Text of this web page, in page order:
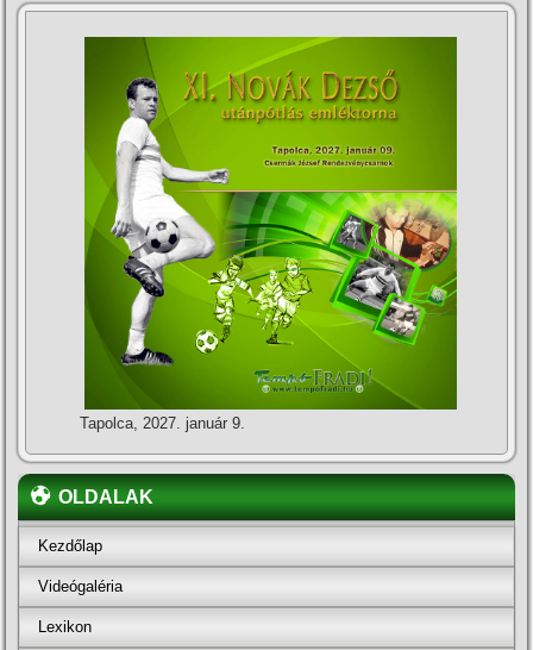
Tapolca, 2027. január 9.
OLDALAK
Kezdőlap
Videógaléria
Lexikon